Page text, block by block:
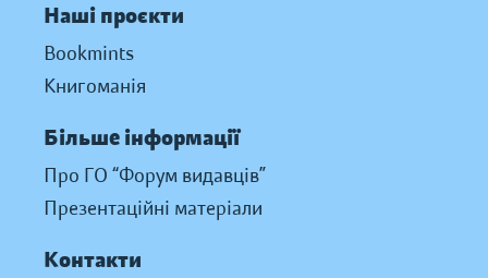
Наші проєкти
Bookmints
Книгоманія
Більше інформації
Про ГО “Форум видавців”
Презентаційні матеріали
Контакти